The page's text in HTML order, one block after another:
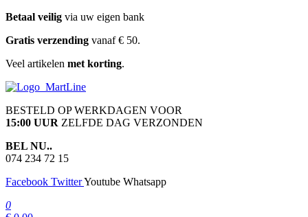
Ga
de
Betaal veilig via uw eigen bank
Gratis verzending vanaf € 50.
Veel artikelen met korting.
martline.nl
BESTELD OP WERKDAGEN VOOR
15:00 UUR ZELFDE DAG VERZONDEN
BEL NU..
074 234 72 15
Facebook TwitterYoutube Whatsapp
0